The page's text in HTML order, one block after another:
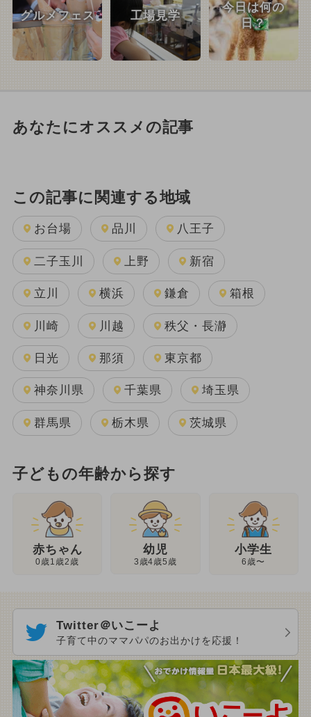
グルメフェス 工場見学
今日は何の
日？
あなたにオススメの記事
この記事に関連する地域
お台場 品川 八王子
二子玉川 上野 新宿
立川 横浜 鎌倉 箱根
川崎 川越 秩父・長瀞
日光 那須 東京都
神奈川県 千葉県 埼玉県
群馬県 栃木県 茨城県
子どもの年齢から探す
赤ちゃん
0歳1歳2歳
幼児
3歳4歳5歳
小学生
6歳〜
Twitter＠いこーよ
子育て中のママパパのお出かけを応援！